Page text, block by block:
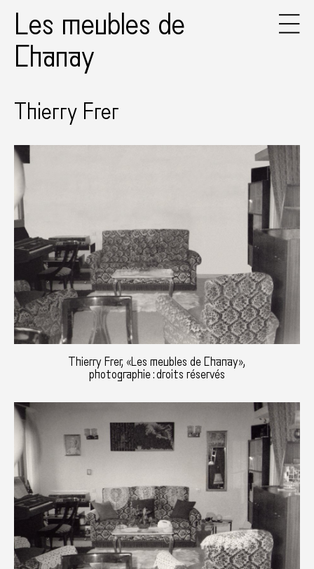
Les meubles de
Chanay
Thierry Frer
Thierry Frer, «Les meubles de Chanay»,
photographie : droits réservés